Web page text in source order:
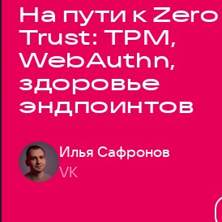
На пути к Zero
Trust: TPM,
WebAuthn,
здоровье
эндпоинтов
Илья Сафронов
VK